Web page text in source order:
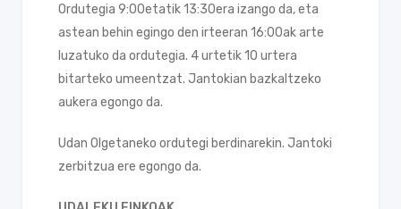
Ordutegia 9:00etatik 13:30era izango da, eta
astean behin egingo den irteeran 16:00ak arte
luzatuko da ordutegia. 4 urtetik 10 urtera
bitarteko umeentzat. Jantokian bazkaltzeko
aukera egongo da.
Udan Olgetaneko ordutegi berdinarekin. Jantoki
zerbitzua ere egongo da.